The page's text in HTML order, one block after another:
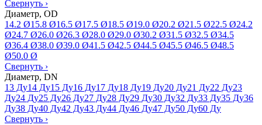
Свернуть ›
Диаметр, OD
14.2 Ø15.8 Ø16.5 Ø17.5 Ø18.5 Ø19.0 Ø20.2 Ø21.5 Ø22.5 Ø24.2
Ø24.7 Ø26.0 Ø26.3 Ø28.0 Ø29.0 Ø30.2 Ø31.5 Ø32.5 Ø34.5
Ø36.4 Ø38.0 Ø39.0 Ø41.5 Ø42.5 Ø44.5 Ø45.5 Ø46.5 Ø48.5
Ø50.0 Ø
Свернуть ›
Диаметр, DN
13 Ду14 Ду15 Ду16 Ду17 Ду18 Ду19 Ду20 Ду21 Ду22 Ду23
Ду24 Ду25 Ду26 Ду27 Ду28 Ду29 Ду30 Ду32 Ду33 Ду35 Ду36
Ду38 Ду40 Ду42 Ду43 Ду44 Ду46 Ду47 Ду50 Ду60 Ду
Свернуть ›